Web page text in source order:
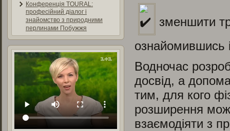
Конференція TOURAL:
професійний діалог і
знайомство з природними
перлинами Побужжя
зменшити
ознайомившись
Водночас
досвід, а
тим, для кого
розширення
взаємодіяти з